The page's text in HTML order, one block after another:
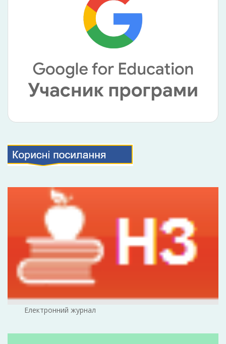
Електронний журнал